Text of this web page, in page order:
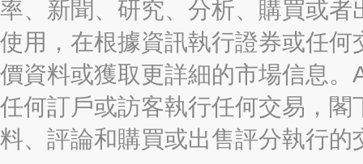
率、新聞、研究、分析、購買或
使用，在根據資訊執行證券或任
價資料或獲取更詳細的市場信息
任何訂戶或訪客執行任何交易，
料、評論和購買或出售評分執行的